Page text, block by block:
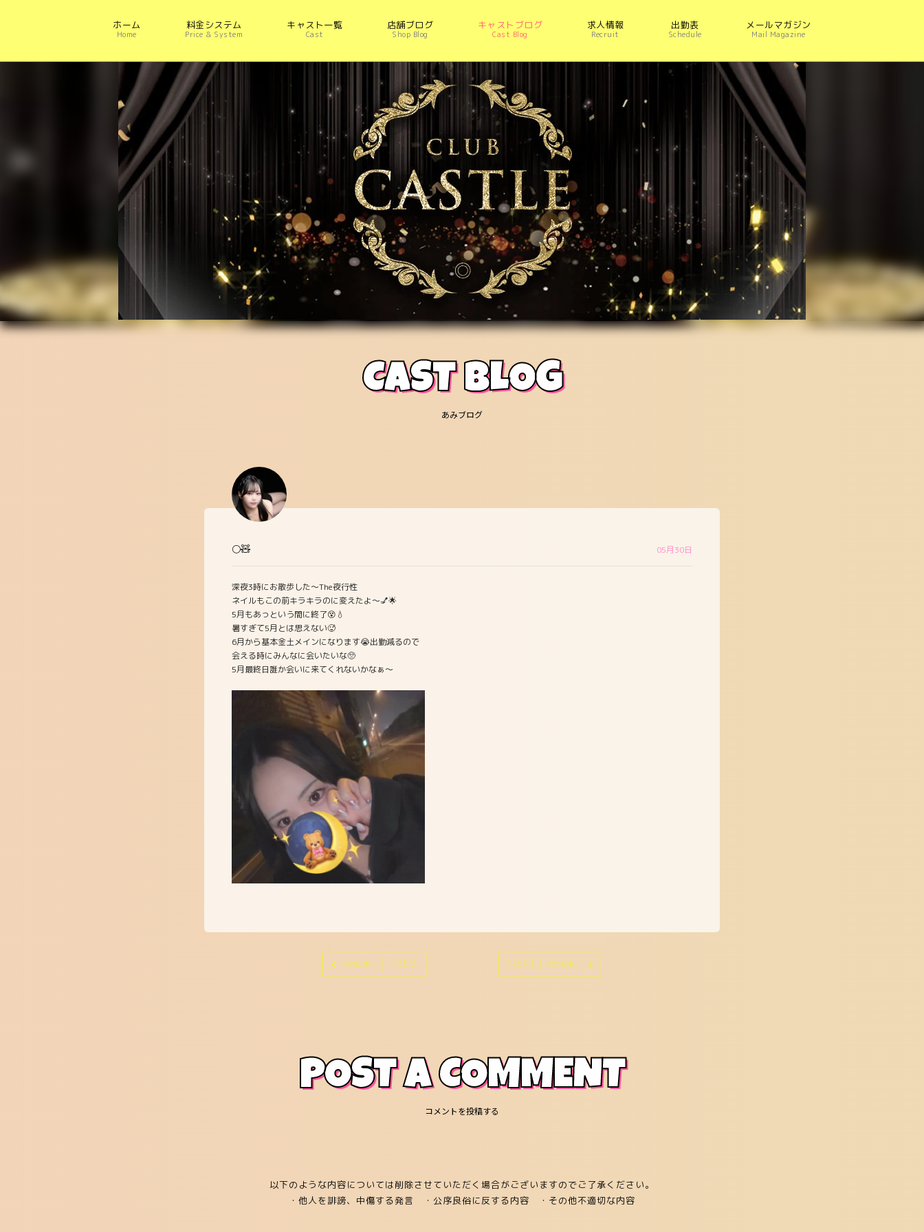
ホーム
Home
料金システム
Price & System
キャスト一覧
Cast
店舗ブログ
Shop Blog
キャストブログ
Cast Blog
求人情報
Recruit
出勤表
Schedule
メールマガジン
Mail Magazine
CAST BLOG
あみブログ
🌕🧸 05月30日
深夜3時にお散歩した〜The夜行性
ネイルもこの前キラキラのに変えたよ〜💅🌟
5月もあっという間に終了😵💧‬
暑すぎて5月とは思えない🥵
6月から基本金土メインになります😭出勤減るので
会える時にみんなに会いたいな🥺
5月最終日誰か会いに来てくれないかなぁ〜
前の記事へ | PREV NEXT | 次の記事へ
POST A COMMENT
コメントを投稿する
以下のような内容については削除させていただく場合がございますのでご了承ください。
・他人を誹謗、中傷する発言
・公序良俗に反する内容 ・その他不適切な内容